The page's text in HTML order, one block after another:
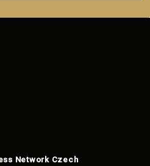
Network Czech